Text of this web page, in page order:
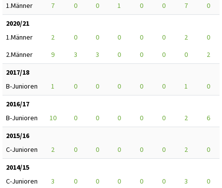
1.Männer
7 0 0 1 0 0 7
0
2020/21
1.Männer
2 0 0 0 0 0 2
0
2.Männer
9 3 3 0 0 0 0
2
2017/18
B-Junioren
1 0 0 0 0 0 1
0
2016/17
B-Junioren
10 0 0 0 0 0 2
6
2015/16
C-Junioren
2 0 0 0 0 0 2
0
2014/15
C-Junioren
3 0 0 0 0 0 3
0